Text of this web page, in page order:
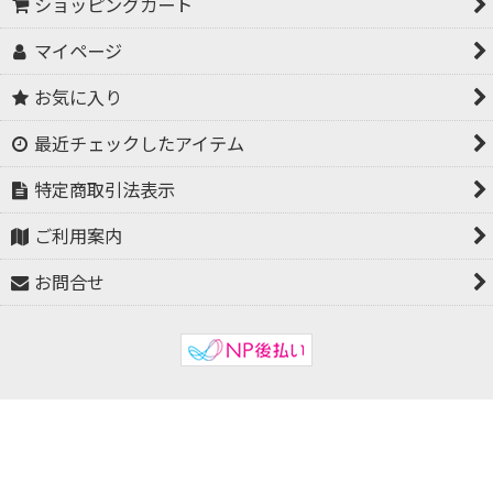
マイページ
お気に入り
最近チェックしたアイテム
特定商取引法表示
ご利用案内
お問合せ